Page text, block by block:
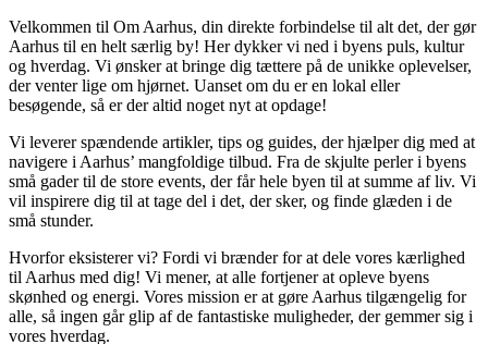
Velkommen til Om Aarhus, din direkte forbindelse til alt det, der gør
Aarhus til en helt særlig by! Her dykker vi ned i byens puls, kultur
og hverdag. Vi ønsker at bringe dig tættere på de unikke oplevelser,
der venter lige om hjørnet. Uanset om du er en lokal eller
besøgende, så er der altid noget nyt at opdage!
Vi leverer spændende artikler, tips og guides, der hjælper dig med at
navigere i Aarhus’ mangfoldige tilbud. Fra de skjulte perler i byens
små gader til de store events, der får hele byen til at summe af liv. Vi
vil inspirere dig til at tage del i det, der sker, og finde glæden i de
små stunder.
Hvorfor eksisterer vi? Fordi vi brænder for at dele vores kærlighed
til Aarhus med dig! Vi mener, at alle fortjener at opleve byens
skønhed og energi. Vores mission er at gøre Aarhus tilgængelig for
alle, så ingen går glip af de fantastiske muligheder, der gemmer sig i
vores hverdag.